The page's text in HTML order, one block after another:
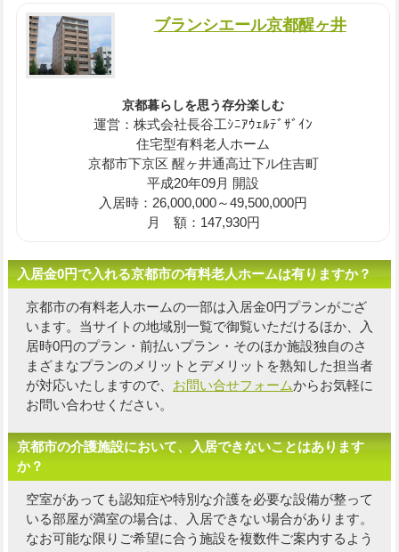
ブランシエール京都醒ヶ井
京都暮らしを思う存分楽しむ
運営：株式会社長谷工ｼﾆｱｳｪﾙﾃﾞｻﾞｲﾝ
住宅型有料老人ホーム
京都市下京区 醒ヶ井通高辻下ル住吉町
平成20年09月 開設
入居時：26,000,000～49,500,000円
月 額：147,930円
入居金0円で入れる京都市の有料老人ホームは有りますか？
京都市の有料老人ホームの一部は入居金0円プランがござ
います。当サイトの地域別一覧で御覧いただけるほか、入
居時0円のプラン・前払いプラン・そのほか施設独自のさ
まざまなプランのメリットとデメリットを熟知した担当者
が対応いたしますので、 お問い合せフォームからお気軽に
お問い合わせください。
京都市の介護施設において、入居できないことはあります
か？
空室があっても認知症や特別な介護を必要な設備が整って
いる部屋が満室の場合は、入居できない場合があります。
なお可能な限り ご希望に合う施設を複数件ご案内するよう